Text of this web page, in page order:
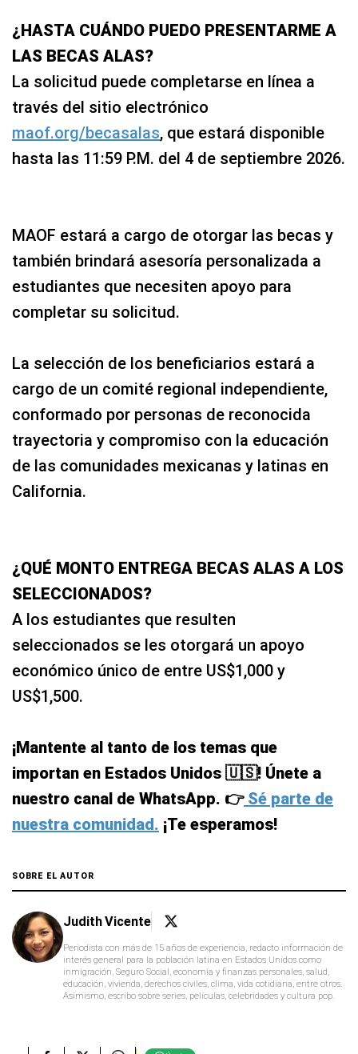
¿HASTA CUÁNDO PUEDO PRESENTARME A
LAS BECAS ALAS?
La solicitud puede completarse en línea a
través del sitio electrónico
maof.org/becasalas, que estará disponible
hasta las 11:59 P.M. del 4 de septiembre 2026.
MAOF estará a cargo de otorgar las becas y
también brindará asesoría personalizada a
estudiantes que necesiten apoyo para
completar su solicitud.
La selección de los beneficiarios estará a
cargo de un comité regional independiente,
conformado por personas de reconocida
trayectoria y compromiso con la educación
de las comunidades mexicanas y latinas en
California.
¿QUÉ MONTO ENTREGA BECAS ALAS A LOS
SELECCIONADOS?
A los estudiantes que resulten
seleccionados se les otorgará un apoyo
económico único de entre US$1,000 y
US$1,500.
¡Mantente al tanto de los temas que
importan en Estados Unidos 🇺🇸! Únete a
nuestro canal de WhatsApp. 👉Sé parte de
nuestra comunidad. ¡Te esperamos!
SOBRE EL AUTOR
Judith Vicente
Periodista con más de 15 años de experiencia, redacto información de
interés general para la población latina en Estados Unidos como
inmigración, Seguro Social, economía y finanzas personales, salud,
educación, vivienda, derechos civiles, clima, vida cotidiana, entre otros.
Asimismo, escribo sobre series, películas, celebridades y cultura pop.